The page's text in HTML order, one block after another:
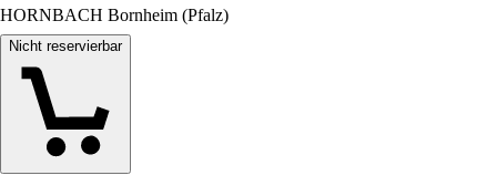
HORNBACH Bornheim (Pfalz)
Nicht reservierbar